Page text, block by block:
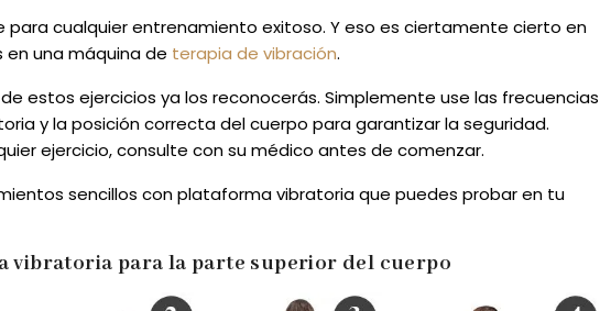
para cualquier entrenamiento exitoso. Y eso es ciertamente cierto en
una máquina de terapia de vibración.
estos ejercicios ya los reconocerás. Simplemente use las frecuencias
y la posición correcta del cuerpo para garantizar la seguridad.
ejercicio, consulte con su médico antes de comenzar.
sencillos con plataforma vibratoria que puedes probar en tu
vibratoria para la parte superior del cuerpo